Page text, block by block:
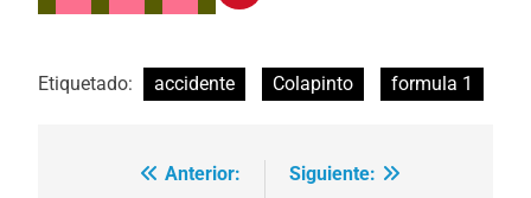
Etiquetado: accidente Colapinto formula 1
Navegación
Anterior:
Siguiente: